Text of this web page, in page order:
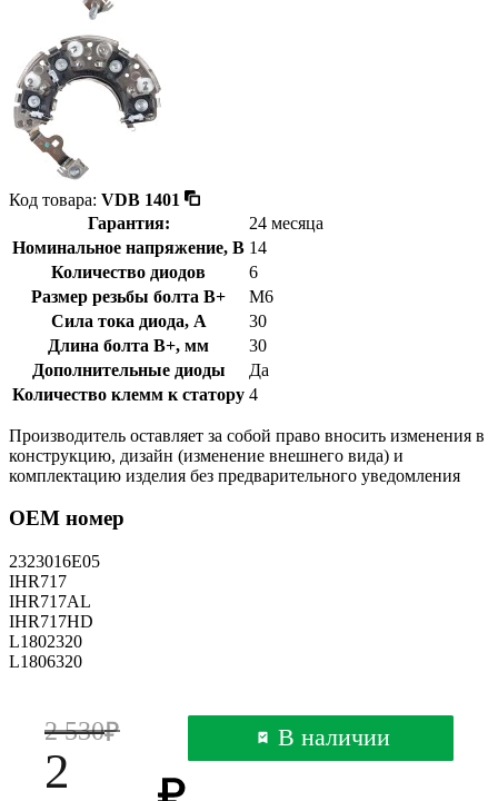
Код товара: VDB 1401
Гарантия:
24 месяца
Номинальное напряжение, В 14
Количество диодов
6
Размер резьбы болта B+
М6
Сила тока диода, А
30
Длина болта B+, мм
30
Дополнительные диоды
Да
Количество клемм к статору 4
Производитель оставляет за собой право вносить изменения в
конструкцию, дизайн (изменение внешнего вида) и
комплектацию изделия без предварительного уведомления
OEM номер
2323016E05
IHR717
IHR717AL
IHR717HD
L1802320
L1806320
2 530
2
В наличии